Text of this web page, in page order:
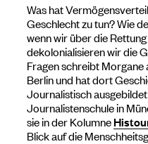
Was hat
Geschlecht zu tun? Wie
wenn wir über die
dekolonialisieren wir die
Fragen schreibt Morgane
Berlin und hat dort
Journalistisch
Journalistenschule in
sie in der Kolumne
Blick auf die